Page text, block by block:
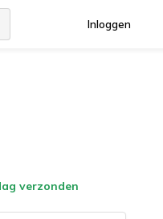
Inloggen
verzonden